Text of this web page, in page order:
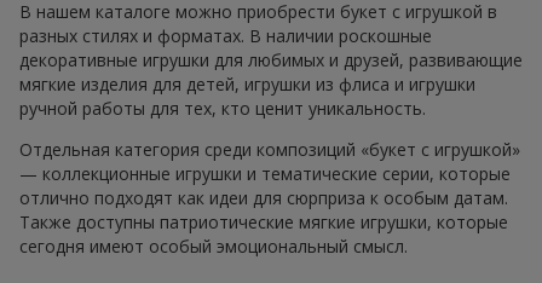
В нашем каталоге можно приобрести букет с игрушкой в
разных стилях и форматах. В наличии роскошные
декоративные игрушки для любимых и друзей, развивающие
мягкие изделия для детей, игрушки из флиса и игрушки
ручной работы для тех, кто ценит уникальность.
Отдельная категория среди композиций «букет с игрушкой»
— коллекционные игрушки и тематические серии, которые
отлично подходят как идеи для сюрприза к особым датам.
Также доступны патриотические мягкие игрушки, которые
сегодня имеют особый эмоциональный смысл.